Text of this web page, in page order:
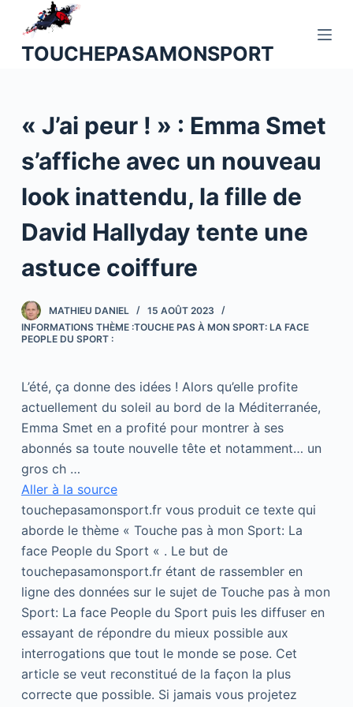
u
o
n
e
u
TOUCHEPASAMONSPORT
« J’ai peur ! » : Emma Smet
s’affiche avec un nouveau
look inattendu, la fille de
David Hallyday tente une
astuce coiffure
MATHIEU DANIEL
15 AOÛT 2023
INFORMATIONS THÈME :TOUCHE PAS À MON SPORT: LA FACE
PEOPLE DU SPORT :
L’été, ça donne des idées ! Alors qu’elle profite
actuellement du soleil au bord de la Méditerranée,
Emma Smet en a profité pour montrer à ses
abonnés sa toute nouvelle tête et notamment… un
gros ch …
Aller à la source
touchepasamonsport.fr vous produit ce texte qui
aborde le thème « Touche pas à mon Sport: La
face People du Sport « . Le but de
touchepasamonsport.fr étant de rassembler en
ligne des données sur le sujet de Touche pas à mon
Sport: La face People du Sport puis les diffuser en
essayant de répondre du mieux possible aux
interrogations que tout le monde se pose. Cet
article se veut reconstitué de la façon la plus
correcte que possible. Si jamais vous projetez